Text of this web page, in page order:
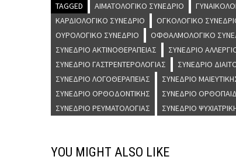
TAGGED ΑΙΜΑΤΟΛΟΓΙΚΌ ΣΥΝΈΔΡΙΟ
ΚΑΡΔΙΟΛΟΓΙΚΌ ΣΥΝΈΔΡΙΟ
ΟΓΚΟΛΟΓΙΚΌ
ΟΥΡΟΛΟΓΙΚΌ ΣΥΝΈΔΡΙΟ
ΟΦΘΑΛΜΟΛΟΓΙΚΌ
ΣΥΝΈΔΡΙΟ ΑΚΤΙΝΟΘΕΡΑΠΕΊΑΣ
ΣΥΝΈΔΡΙΟ
ΣΥΝΈΔΡΙΟ ΓΑΣΤΡΕΝΤΕΡΟΛΟΓΊΑΣ
ΣΥΝΈΔΡΙΟ
ΣΥΝΈΔΡΙΟ ΛΟΓΟΘΕΡΑΠΕΊΑΣ
ΣΥΝΈΔΡΙΟ
ΣΥΝΈΔΡΙΟ ΟΡΘΟΔΟΝΤΙΚΉΣ
ΣΥΝΈΔΡΙΟ
ΣΥΝΈΔΡΙΟ ΡΕΥΜΑΤΟΛΟΓΊΑΣ
ΣΥΝΈΔΡΙΟ
YOU MIGHT ALSO LIKE